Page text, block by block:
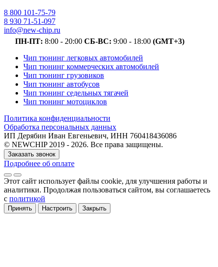
8 800 101-75-79
8 930 71-51-097
info@new-chip.ru
ПН-ПТ: 8:00 - 20:00 СБ-ВС: 9:00 - 18:00 (GMT+3)
Чип тюнинг легковых автомобилей
Чип тюнинг коммерческих автомобилей
Чип тюнинг грузовиков
Чип тюнинг автобусов
Чип тюнинг седельных тягачей
Чип тюнинг мотоциклов
Политика конфиденциальности
Обработка персональных данных
ИП Дерябин Иван Евгеньевич, ИНН 760418436086
© NEWCHIP 2019 - 2026. Все права защищены.
Заказать звонок
Подробнее об оплате
Этот сайт использует файлы cookie, для улучшения работы и
аналитики. Продолжая пользоваться сайтом, вы соглашаетесь
с политикой
Принять Настроить Закрыть